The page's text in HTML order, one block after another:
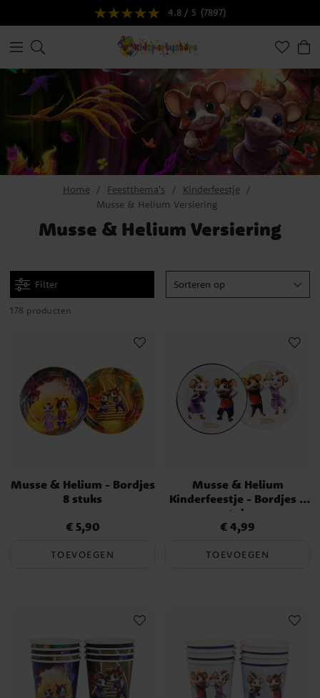
4.8 / 5 (7897)
Home Feestthema's
Kinderfeestje
Musse & Helium Versiering
Musse & Helium Versiering
Filter Sorteren op
178 producten
Musse & Helium - Bordjes
8 stuks
Prijs :€ 5,90
€ 5,90
TOEVOEGEN
Musse & Helium
Kinderfeestje - Bordjes 8
stuks
Prijs :€ 4,99
€ 4,99
TOEVOEGEN